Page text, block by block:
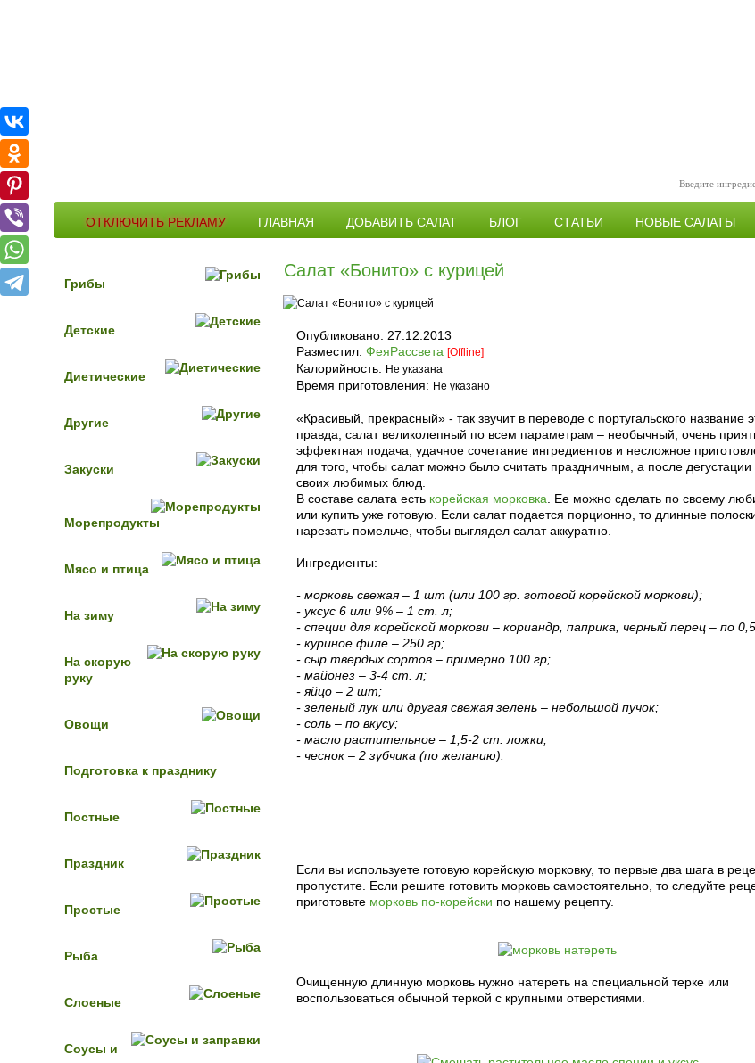
ОТКЛЮЧИТЬ РЕКЛАМУ ГЛАВНАЯ ДОБАВИТЬ САЛАТ БЛОГ СТАТЬИ НОВЫЕ САЛАТЫ
Салат «Бонито» с курицей
Опубликовано: 27.12.2013
Разместил: ФеяРассвета [Offline]
Калорийность: Не указана
Время приготовления: Не указано
«Красивый, прекрасный» - так звучит в переводе с португальского название
правда, салат великолепный по всем параметрам – необычный, очень
эффектная подача, удачное сочетание ингредиентов и несложное
для того, чтобы салат можно было считать праздничным, а после дегустации
своих любимых блюд.
В составе салата есть корейская морковка . Ее можно сделать по своему
или купить уже готовую. Если салат подается порционно, то длинные
нарезать помельче, чтобы выглядел салат аккуратно.
Ингредиенты:
- морковь свежая – 1 шт (или 100 гр. готовой корейской моркови);
- уксус 6 или 9% – 1 ст. л;
- специи для корейской моркови – кориандр, паприка, черный перец – по
- куриное филе – 250 гр;
- сыр твердых сортов – примерно 100 гр;
- майонез – 3-4 ст. л;
- яйцо – 2 шт;
- зеленый лук или другая свежая зелень – небольшой пучок;
- соль – по вкусу;
- масло растительное – 1,5-2 ст. ложки;
- чеснок – 2 зубчика (по желанию).
Если вы используете готовую корейскую морковку, то первые два шага в
пропустите. Если решите готовить морковь самостоятельно, то следуйте
приготовьте морковь по-корейски по нашему рецепту.
Очищенную длинную морковь нужно натереть на специальной терке или
воспользоваться обычной теркой с крупными отверстиями.
Грибы
Детские
Диетические
Другие
Закуски
Морепродукты
Мясо и птица
На зиму
На скорую
руку
Овощи
Подготовка к празднику
Постные
Праздник
Простые
Рыба
Слоеные
Соусы и